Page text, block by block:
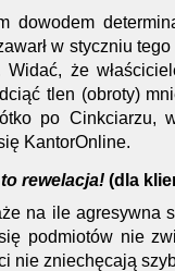
dowodem
w styczniu
Widać, że
tlen (obroty)
po Cinkciarzu,
KantorOnline.
rewelacja! (dla
na ile agresywna
podmiotów nie
nie zniechęcają